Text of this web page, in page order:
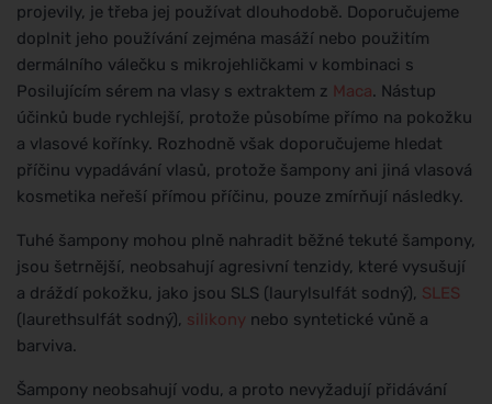
projevily, je třeba jej používat dlouhodobě. Doporučujeme
doplnit jeho používání zejména masáží nebo použitím
dermálního válečku s mikrojehličkami v kombinaci s
Posilujícím sérem na vlasy s extraktem z Maca. Nástup
účinků bude rychlejší, protože působíme přímo na pokožku
a vlasové kořínky. Rozhodně však doporučujeme hledat
příčinu vypadávání vlasů, protože šampony ani jiná vlasová
kosmetika neřeší přímou příčinu, pouze zmírňují následky.
Tuhé šampony mohou plně nahradit běžné tekuté šampony,
jsou šetrnější, neobsahují agresivní tenzidy, které vysušují
a dráždí pokožku, jako jsou SLS (laurylsulfát sodný), SLES
(laurethsulfát sodný), silikony nebo syntetické vůně a
barviva.
Šampony neobsahují vodu, a proto nevyžadují přidávání